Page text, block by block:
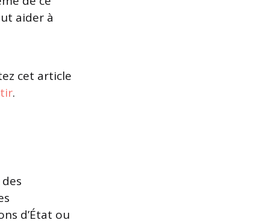
aider à
cet article
.
d’État ou